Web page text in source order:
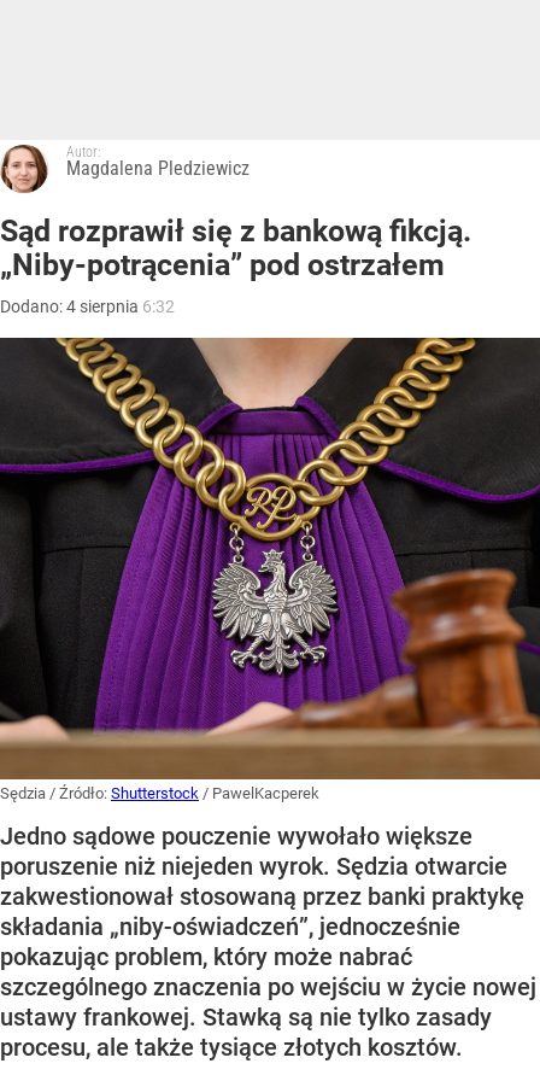
Autor:
Magdalena Pledziewicz
Sąd rozprawił się z bankową fikcją.
„Niby-potrącenia” pod ostrzałem
Dodano:4 sierpnia 6:32
Sędzia / Źródło: Shutterstock / PawelKacperek
Jedno sądowe pouczenie wywołało większe
poruszenie niż niejeden wyrok. Sędzia otwarcie
zakwestionował stosowaną przez banki praktykę
składania „niby-oświadczeń”, jednocześnie
pokazując problem, który może nabrać
szczególnego znaczenia po wejściu w życie nowej
ustawy frankowej. Stawką są nie tylko zasady
procesu, ale także tysiące złotych kosztów.